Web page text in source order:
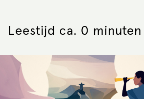
Leestijd ca. 0 minuten